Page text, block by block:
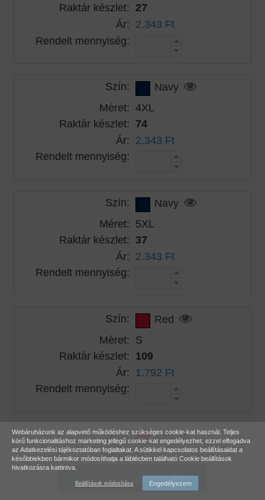
Webáruházunk az alapvető működéshez szükséges cookie-kat használ. Teljes
körű funkcionalitáshoz marketing jellegű cookie-kat engedélyezhet, ezzel elfogadva
az Adatkezelési tájékoztatóban foglaltakat. A sütikkel kapcsolatos beállításaidat a
későbbiekben bármikor módosíthatja a láblécben található Cookie beállítások
hivatkozásra kattintva.
Beállítások módosítása Engedélyezem
Raktár készlet: 27
Ár: 2.343 Ft
Rendelt mennyiség:
Szín:
Navy
Méret: 4XL
Raktár készlet: 74
Ár: 2.343 Ft
Rendelt mennyiség:
Szín:
Navy
Méret: 5XL
Raktár készlet: 37
Ár: 2.343 Ft
Rendelt mennyiség:
Szín:
Red
Méret: S
Raktár készlet: 109
Ár: 1.792 Ft
Rendelt mennyiség:
Szín:
Red
Méret: M
Raktár készlet:
264
Ár:
1.792 Ft
Kosárba rakom